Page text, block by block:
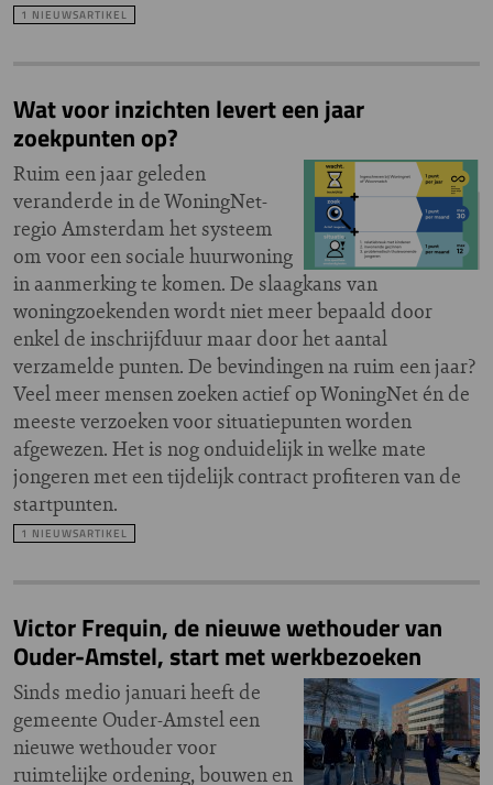
1 NIEUWSARTIKEL
Wat voor inzichten levert een jaar
zoekpunten op?
Ruim een jaar geleden
veranderde in de WoningNet-
regio Amsterdam het systeem
om voor een sociale huurwoning
in aanmerking te komen. De slaagkans van
woningzoekenden wordt niet meer bepaald door
enkel de inschrijfduur maar door het aantal
verzamelde punten. De bevindingen na ruim een jaar?
Veel meer mensen zoeken actief op WoningNet én de
meeste verzoeken voor situatiepunten worden
afgewezen. Het is nog onduidelijk in welke mate
jongeren met een tijdelijk contract profiteren van de
startpunten.
1 NIEUWSARTIKEL
Victor Frequin, de nieuwe wethouder van
Ouder-Amstel, start met werkbezoeken
Sinds medio januari heeft de
gemeente Ouder-Amstel een
nieuwe wethouder voor
ruimtelijke ordening, bouwen en